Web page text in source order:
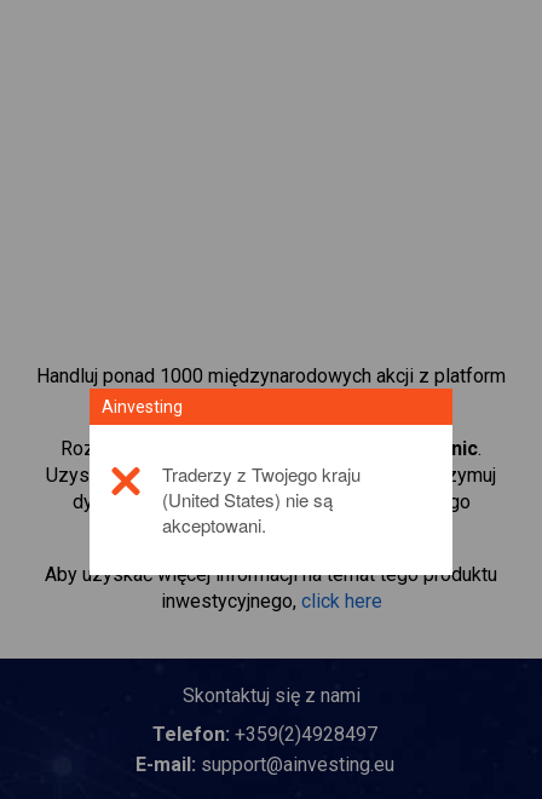
Handluj ponad 1000 międzynarodowych akcji z platform
handlową CFD od Ainvesting.
Rozpocznij handel kontraktami CFD w
Medtronic.
Uzyskaj notowania w czasie rzeczywistym i otrzymuj
dywidendy tak, jak w przypadku rzeczywistego
posiadania akcji.
Aby uzyskać więcej informacji na temat tego produktu
inwestycyjnego, click here
Skontaktuj się z nami
Telefon: +359(2)4928497
E-mail: support@ainvesting.eu
Ainvesting
Traderzy z Twojego kraju
(United States) nie są
akceptowani.